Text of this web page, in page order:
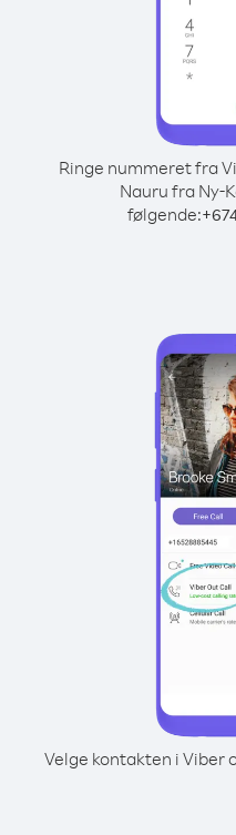
Ringe nummeret fra
Nauru fra Ny-
følgende:+
Velge kontakten i Viber